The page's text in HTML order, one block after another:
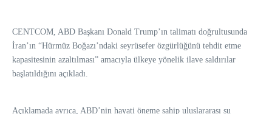
CENTCOM, ABD Başkanı Donald Trump’ın talimatı doğrultusunda
İran’ın “Hürmüz Boğazı’ndaki seyrüsefer özgürlüğünü tehdit etme
kapasitesinin azaltılması” amacıyla ülkeye yönelik ilave saldırılar
başlatıldığını açıkladı.
Açıklamada ayrıca, ABD’nin hayati öneme sahip uluslararası su